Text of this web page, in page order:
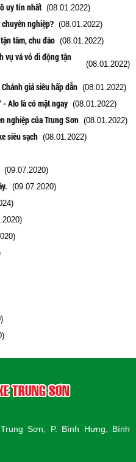
uy tín nhất (08.01.2022)
nghiệp? (08.01.2022)
tâm, chu đáo (08.01.2022)
vụ vá vỏ di động tận
(08.01.2022)
giá siêu hấp dẫn (08.01.2022)
Alo là có mặt ngay (08.01.2022)
nghiệp của Trung Sơn (08.01.2022)
siêu sạch (08.01.2022)
(09.07.2020)
(09.07.2020)
TRUNG SƠN
Sơn, P. Bình Hưng, Bình